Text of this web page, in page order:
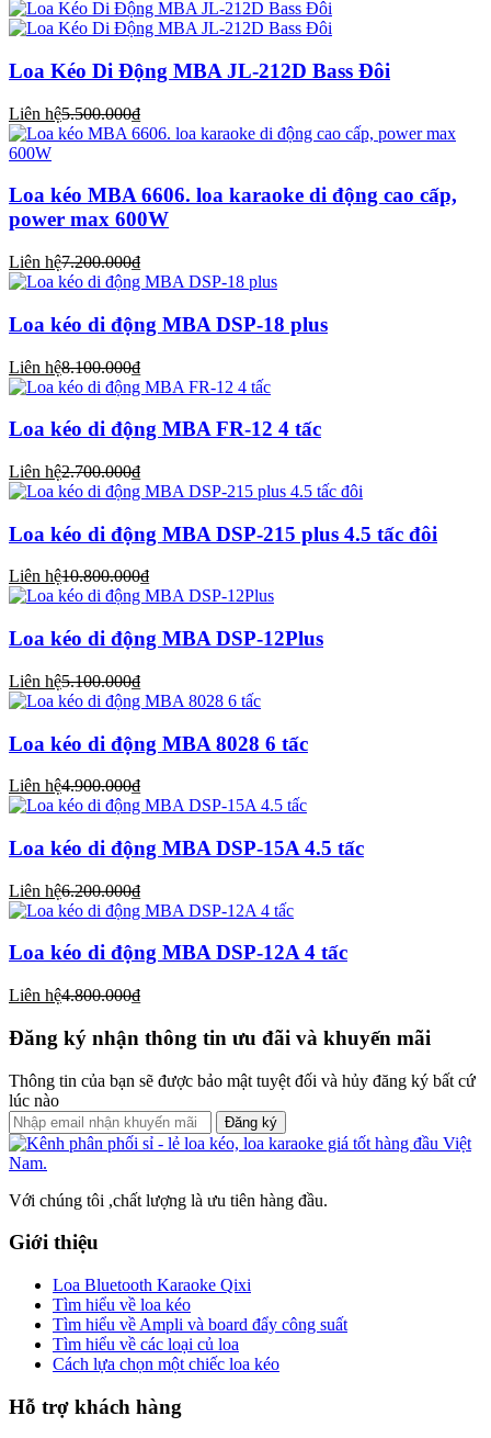
Loa Kéo Di Động MBA JL-212D Bass Đôi
Liên hệ5.500.000₫
Loa kéo MBA 6606. loa karaoke di động cao cấp,
power max 600W
Liên hệ7.200.000₫
Loa kéo di động MBA DSP-18 plus
Liên hệ8.100.000₫
Loa kéo di động MBA FR-12 4 tấc
Liên hệ2.700.000₫
Loa kéo di động MBA DSP-215 plus 4.5 tấc đôi
Liên hệ10.800.000₫
Loa kéo di động MBA DSP-12Plus
Liên hệ5.100.000₫
Loa kéo di động MBA 8028 6 tấc
Liên hệ4.900.000₫
Loa kéo di động MBA DSP-15A 4.5 tấc
Liên hệ6.200.000₫
Loa kéo di động MBA DSP-12A 4 tấc
Liên hệ4.800.000₫
Đăng ký nhận thông tin ưu đãi và khuyến mãi
Thông tin của bạn sẽ được bảo mật tuyệt đối và hủy đăng ký bất cứ
lúc nào
Đăng ký
Với chúng tôi ,chất lượng là ưu tiên hàng đầu.
Giới thiệu
Loa Bluetooth Karaoke Qixi
Tìm hiểu về loa kéo
Tìm hiểu về Ampli và board đẩy công suất
Tìm hiểu về các loại củ loa
Cách lựa chọn một chiếc loa kéo
Hỗ trợ khách hàng